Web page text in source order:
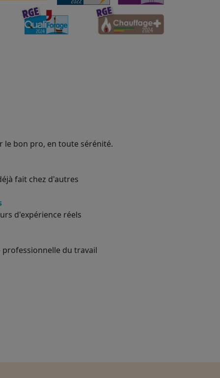
le bon pro, en toute sérénité.
fait chez d'autres
d'expérience réels
du travail